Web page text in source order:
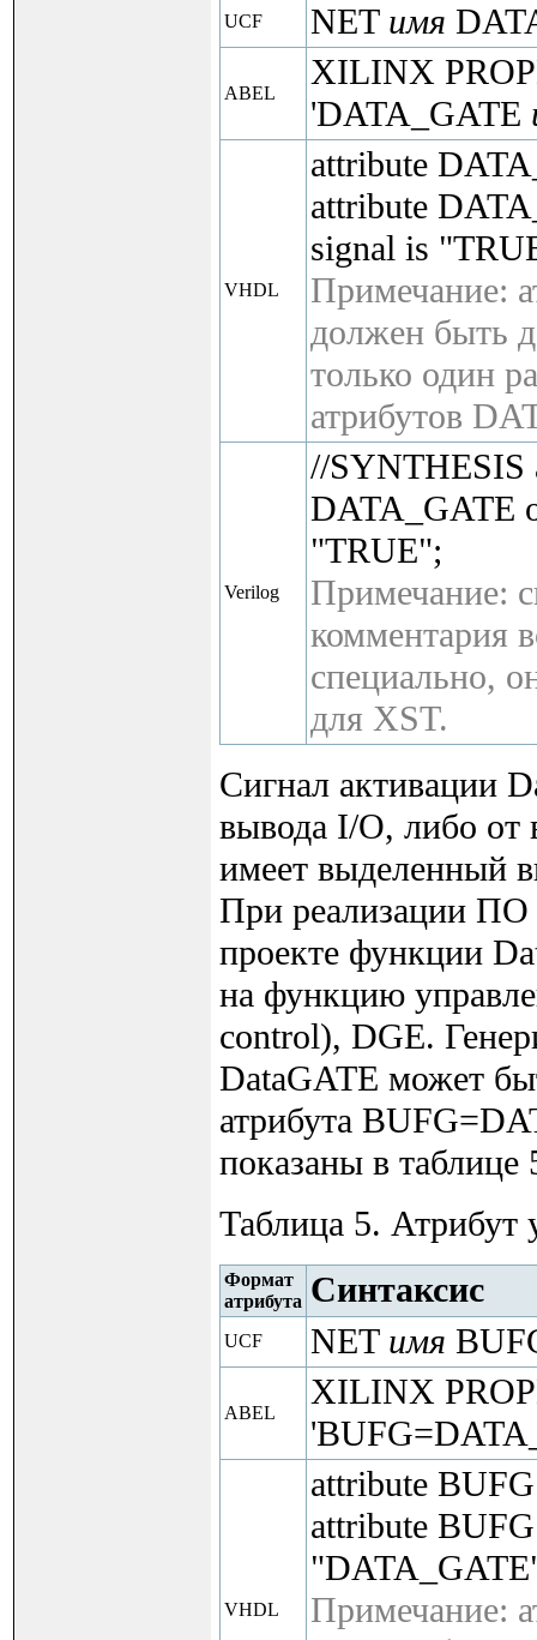
UCF NET имя
ABEL
XILINX
'DATA_GATE
VHDL
attribute
attribute
signal is
Примечание:
должен быть
только один
атрибутов
Verilog
//SYNTHESIS
DATA_GATE
"TRUE";
Примечание:
комментария
специально,
для XST.
Сигнал активации
вывода I/O, либо от
имеет выделенный
При реализации ПО
проекте функции
на функцию
control), DGE.
DataGATE может
атрибута
показаны в таблице
Таблица 5. Атрибут
Формат
атрибута Синтаксис
UCF NET имя
ABEL
XILINX
VHDL
attribute
attribute
Примечание: